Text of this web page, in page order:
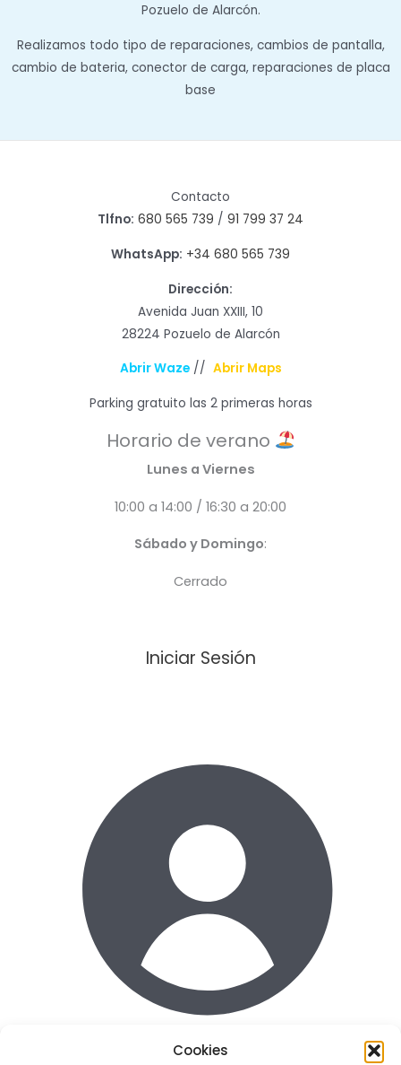
Cookies
Pozuelo de Alarcón.
Realizamos todo tipo de reparaciones, cambios de pantalla,
cambio de bateria, conector de carga, reparaciones de placa
base
Contacto
Tlfno: 680 565 739 / 91 799 37 24
WhatsApp: +34 680 565 739
Dirección:
Avenida Juan XXIII, 10
28224 Pozuelo de Alarcón
Abrir Waze// Abrir Maps
Parking gratuito las 2 primeras horas
Horario de verano
Lunes a Viernes
10:00 a 14:00 / 16:30 a 20:00
Sábado y Domingo:
Cerrado
Iniciar Sesión